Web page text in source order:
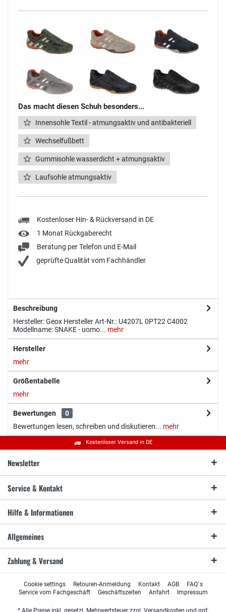
Das macht diesen Schuh besonders...
Innensohle Textil - atmungsaktiv und antibakteriell
Wechselfußbett
Gummisohle wasserdicht + atmungsaktiv
Laufsohle atmungsaktiv
Kostenloser Hin- & Rückversand in DE
1 Monat Rückgaberecht
Beratung per Telefon und E-Mail
geprüfte Qualität vom Fachhändler
Beschreibung
Hersteller: Geox Hersteller Art-Nr.: U4207L 0PT22 C4002
Modellname: SNAKE - uomo... mehr
Hersteller
mehr
Größentabelle
mehr
Bewertungen
0
Bewertungen lesen, schreiben und diskutieren... mehr
Kostenloser Versand in DE
Newsletter
Service & Kontakt
Hilfe & Informationen
Allgemeines
Zahlung & Versand
Cookie settings Retouren-Anmeldung Kontakt AGB
FAQ´s
Service vom Fachgeschäft
Geschäftszeiten Anfahrt Impressum
* Alle Preise inkl. gesetzl. Mehrwertsteuer zzgl. Versandkosten und ggf.